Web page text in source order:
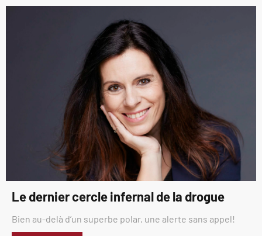
Le dernier cercle infernal de la drogue
Bien au-delà d’un superbe polar, une alerte sans appel!